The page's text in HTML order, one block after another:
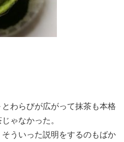
わらびが広がって抹茶も本格
ゃなかった。
ういった説明をするのもばか